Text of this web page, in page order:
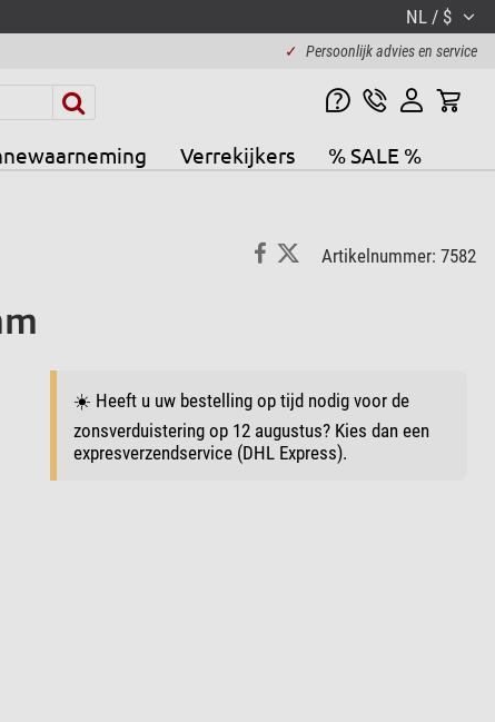
NL / $
✓ Persoonlijk advies en service
Verrekijkers % SALE %
Artikelnummer: 7582
☀️ Heeft u uw bestelling op tijd nodig voor de
zonsverduistering op 12 augustus? Kies dan een
expresverzendservice (DHL Express).